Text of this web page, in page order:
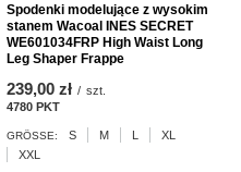
Spodenki modelujące z wysokim
stanem Wacoal INES SECRET
WE601034FRP High Waist Long
Leg Shaper Frappe
239,00 zł / szt.
4780 PKT
GRÖSSE: S M L
XL
XXL